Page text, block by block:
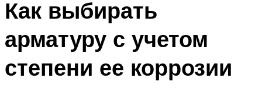
Как выбирать
арматуру с учетом
степени ее коррозии